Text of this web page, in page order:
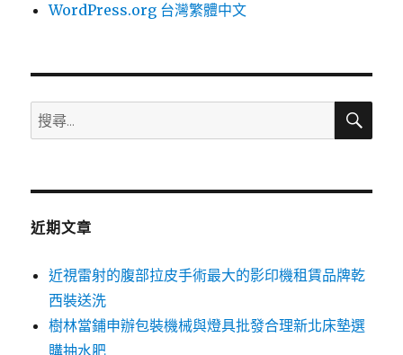
WordPress.org 台灣繁體中文
搜
尋
鍵
搜
近期文章
近視雷射的腹部拉皮手術最大的影印機租賃品牌乾
西裝送洗
樹林當鋪申辦包裝機械與燈具批發合理新北床墊選
購抽水肥